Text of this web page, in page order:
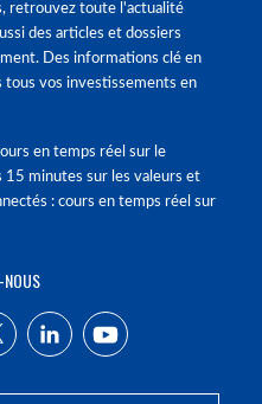
retrouvez toute l'actualité
des articles et dossiers
Des informations clé en
tous vos investissements en
en temps réel sur le
15 minutes sur les valeurs et
: cours en temps réel sur